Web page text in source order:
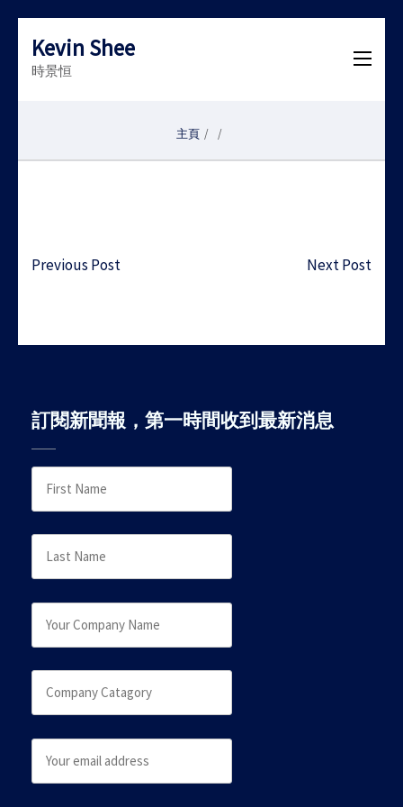
Kevin Shee
時景恒
主頁 / /
Post
Previous Post Next Post
訂閱新聞報，第一時間收到最新消息